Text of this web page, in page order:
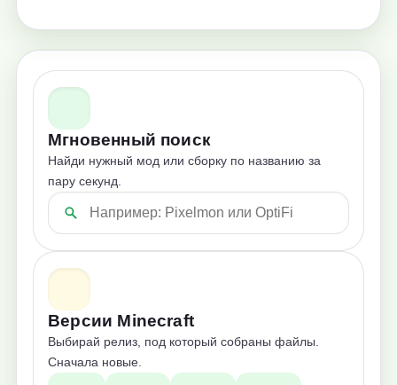
Мгновенный поиск
Найди нужный мод или сборку по названию за
пару секунд.
Версии Minecraft
Выбирай релиз, под который собраны файлы.
Сначала новые.